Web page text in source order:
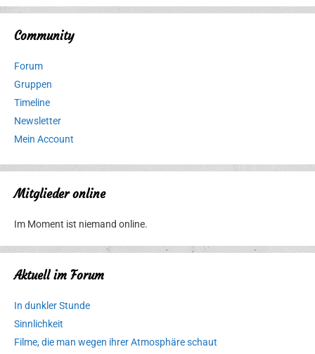
Community
Forum
Gruppen
Timeline
Newsletter
Mein Account
Mitglieder online
Im Moment ist niemand online.
Aktuell im Forum
In dunkler Stunde
Sinnlichkeit
Filme, die man wegen ihrer Atmosphäre schaut